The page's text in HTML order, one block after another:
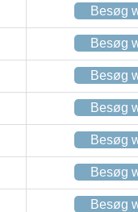
Besøg
Besøg
Besøg
Besøg
Besøg
Besøg
Besøg